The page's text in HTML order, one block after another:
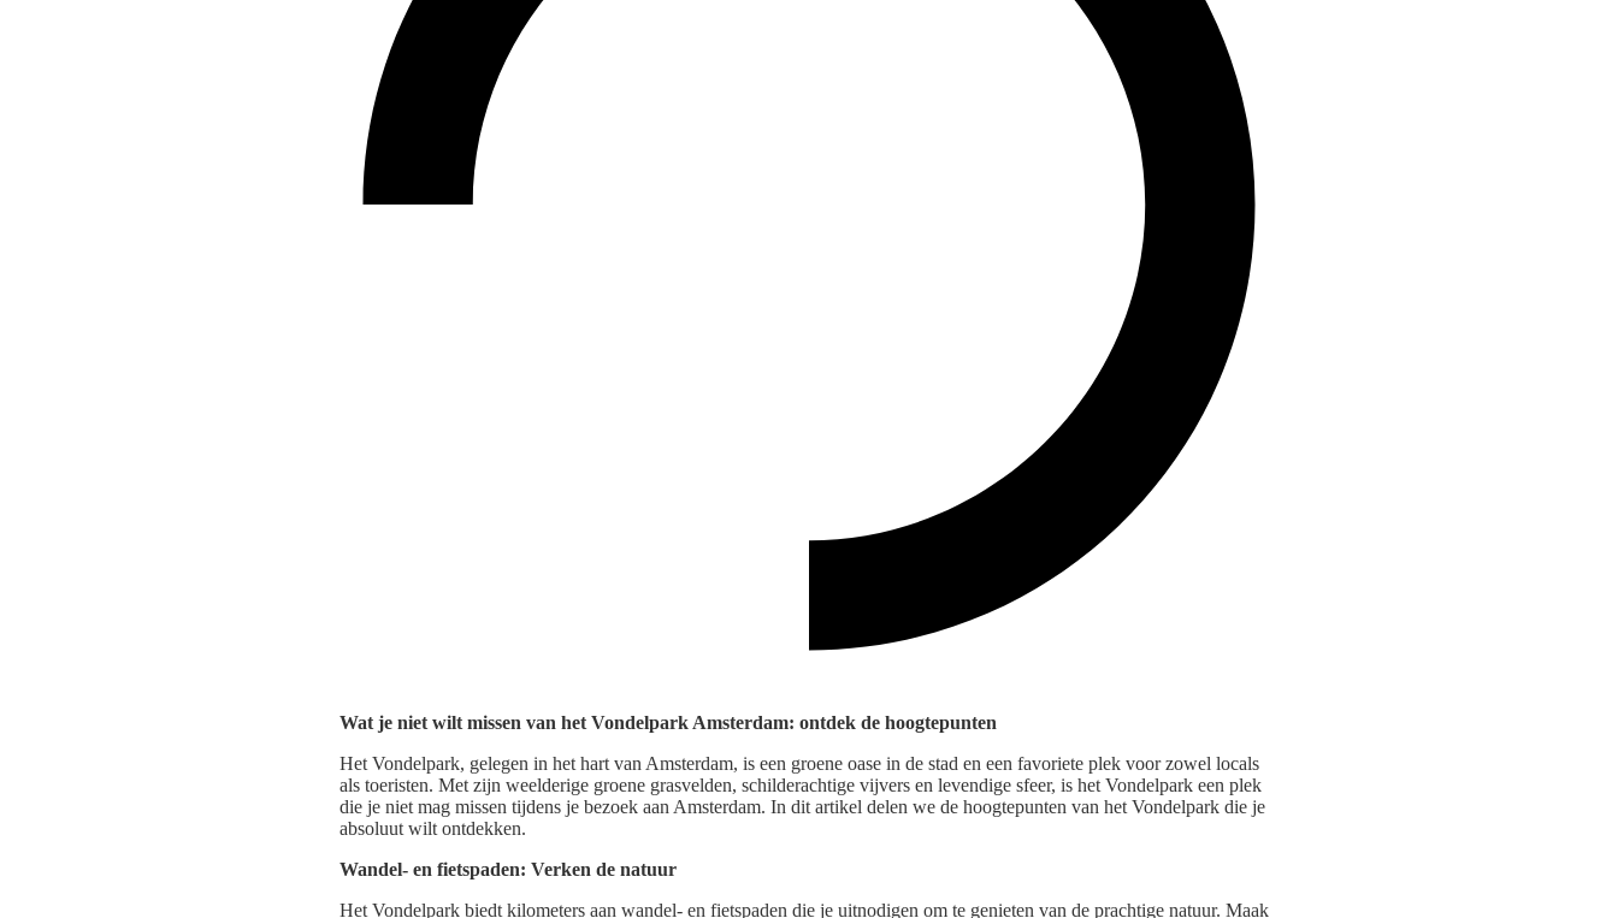
Wat je niet wilt missen van het Vondelpark Amsterdam: ontdek de hoogtepunten
Het Vondelpark, gelegen in het hart van Amsterdam, is een groene oase in de stad en een favoriete plek voor zowel locals
als toeristen. Met zijn weelderige groene grasvelden, schilderachtige vijvers en levendige sfeer, is het Vondelpark een plek
die je niet mag missen tijdens je bezoek aan Amsterdam. In dit artikel delen we de hoogtepunten van het Vondelpark die je
absoluut wilt ontdekken.
Wandel- en fietspaden: Verken de natuur
Het Vondelpark biedt kilometers aan wandel- en fietspaden die je uitnodigen om te genieten van de prachtige natuur. Maak